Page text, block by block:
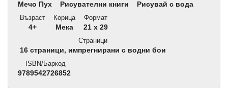
Мечо Пух
Рисувателни книги
Рисувай с вода
Възраст
4+
Корица
Мека
Формат
21 x 29
Страници
16 страници, импрегнирани с водни бои
ISBN/Баркод
9789542726852